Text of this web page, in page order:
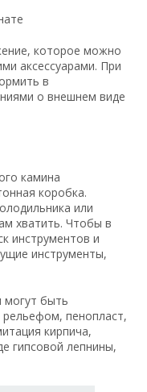
которое можно
аксессуарами. При
в
о внешнем виде
камина
коробка.
или
хватить. Чтобы в
инструментов и
инструменты,
могут быть
пенопласт,
кирпича,
гипсовой лепнины,